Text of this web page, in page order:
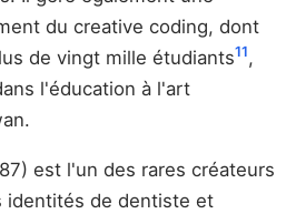
du creative coding, dont
de vingt mille étudiants11,
l'éducation à l'art
est l'un des rares créateurs
identités de dentiste et